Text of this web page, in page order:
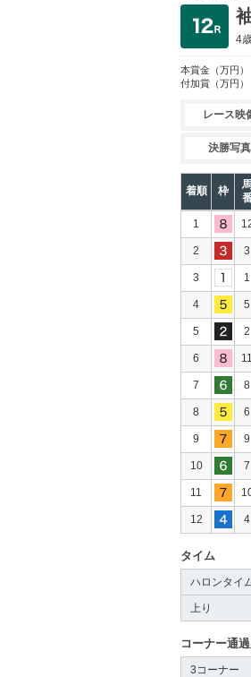
4
本賞金 （万円）
付加賞 （万円）
レース映
決勝写真
着順 枠
1
2 3
3 1
4 5
5 2
6 11
7 8
8 6
9 9
10 7
11
12 4
タイム
ハロンタイ
上り
コーナー通
3コーナー